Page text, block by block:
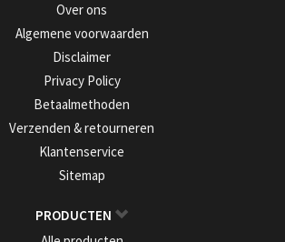
Over ons
Algemene voorwaarden
Disclaimer
Privacy Policy
Betaalmethoden
Verzenden & retourneren
Klantenservice
Sitemap
PRODUCTEN